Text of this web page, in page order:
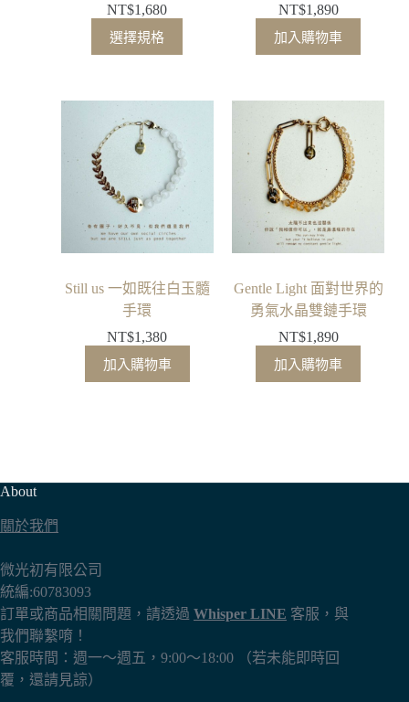
NT$1,680
選擇規格
NT$1,890
加入購物車
Still us 一如既往白玉髓
手環
NT$1,380
加入購物車
Gentle Light 面對世界的
勇氣水晶雙鏈手環
NT$1,890
加入購物車
About
關於我們
微光初有限公司
統編:60783093
訂單或商品相關問題，請透過 Whisper LINE 客服，與
我們聯繫唷！
客服時間：週一～週五，9:00～18:00 （若未能即時回
覆，還請見諒）